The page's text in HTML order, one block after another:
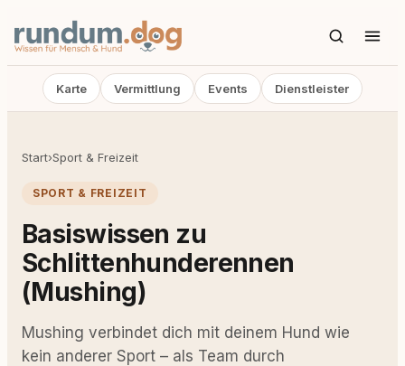
Karte Vermittlung Events Dienstleister
Start›Sport & Freizeit
SPORT & FREIZEIT
Basiswissen zu
Schlittenhunderennen
(Mushing)
Mushing verbindet dich mit deinem Hund wie
kein anderer Sport – als Team durch